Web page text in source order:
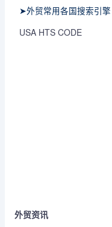
➤外贸常用各国搜索引擎
USA HTS CODE
外贸资讯